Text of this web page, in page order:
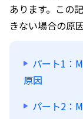
あります。この
きない場合の原
パート1：
原因
パート2：